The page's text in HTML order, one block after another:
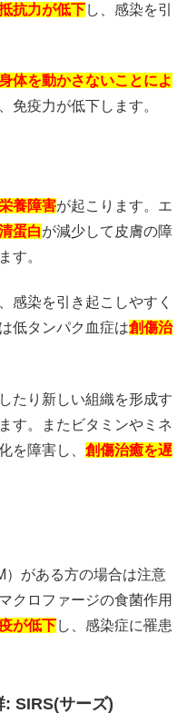
抗力が低下し、感染を引
体を動かさないことによ
免疫力が低下します。
養障害が起こります。 エ
蛋白が減少して皮膚の障
す。
感染を引き起こしやすく
低タンパク血症は創傷治
たり新しい組織を形成す
す。
またビタミンやミネ
を障害し、 創傷治癒を遅
）がある方の場合は注意
クロファージの食菌作用
が低下し、感染症に罹患
: SIRS(サーズ)